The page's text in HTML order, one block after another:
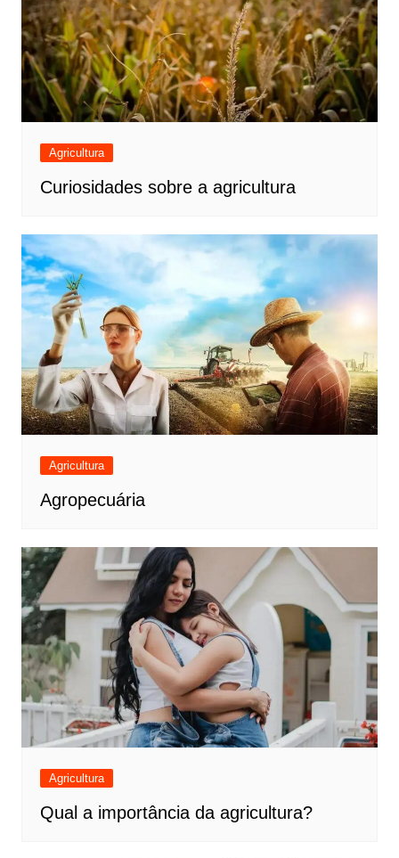
Agricultura
Curiosidades sobre a agricultura
Agricultura
Agropecuária
Agricultura
Qual a importância da agricultura?